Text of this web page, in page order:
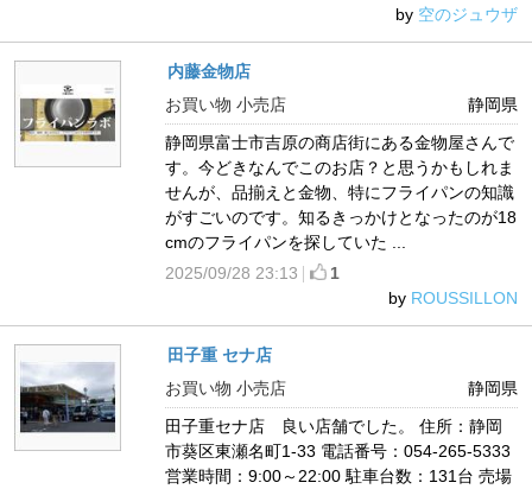
by 空のジュウザ
内藤金物店
静岡県
お買い物 小売店
静岡県富士市吉原の商店街にある金物屋さんで
す。今どきなんでこのお店？と思うかもしれま
せんが、品揃えと金物、特にフライパンの知識
がすごいのです。知るきっかけとなったのが18
cmのフライパンを探していた ...
2025/09/28 23:13
1
by ROUSSILLON
田子重 セナ店
静岡県
お買い物 小売店
田子重セナ店 良い店舗でした。 住所：静岡
市葵区東瀬名町1-33 電話番号：054-265-5333
営業時間：9:00～22:00 駐車台数：131台 売場